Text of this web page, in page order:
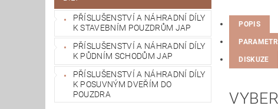
PŘÍSLUŠENSTVÍ A NÁHRADNÍ DÍLY
K STAVEBNÍM POUZDRŮM JAP
PŘÍSLUŠENSTVÍ A NÁHRADNÍ DÍLY
K PŮDNÍM SCHODŮM JAP
PŘÍSLUŠENSTVÍ A NÁHRADNÍ DÍLY
K POSUVNÝM DVEŘÍM DO
POUZDRA
POPIS
DISKUZE